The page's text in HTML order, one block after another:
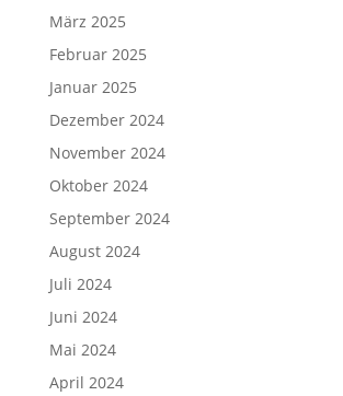
März 2025
Februar 2025
Januar 2025
Dezember 2024
November 2024
Oktober 2024
September 2024
August 2024
Juli 2024
Juni 2024
Mai 2024
April 2024